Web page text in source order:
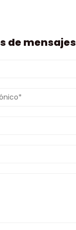
de mensajes